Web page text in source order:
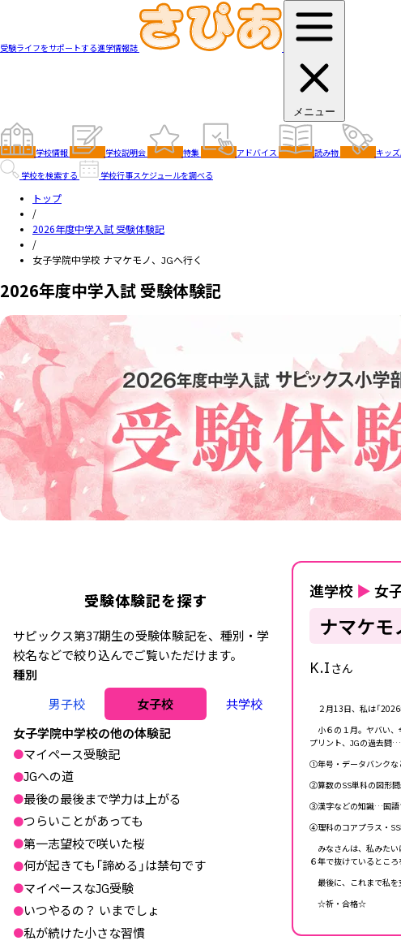
受験ライフをサポートする進学情報誌
メニュー
学校情報 学校説明会 特集 アドバイス 読み物
キッ
学校を検索する
学校行事スケジュールを調べる
トップ
/
2026年度中学入試 受験体験記
/
女子学院中学校 ナマケモノ、JGへ行く
2026年度中学入試 受験体験記
受験体験記を探す
サピックス第37期生の受験体験記を、種別・学
校名などで絞り込んでご覧いただけます。
種別
男子校
女子校
共学校
女子学院中学校の他の体験記
●マイペース受験記
●JGへの道
●最後の最後まで学力は上がる
●つらいことがあっても
●第一志望校で咲いた桜
●何が起きても「諦める」は禁句です
●マイペースなJG受験
●いつやるの？ いまでしょ
●私が続けた小さな習慣
進学校 ▶女
ナマケモ
K.I さん
２月13日、私は「
小６の１月。ヤバい、
プリント、JGの過去問
①年号・データバンクな
②算数のSS単科の図形問
③漢字などの知識…国語
④理科のコアプラス・SS
みなさんは、私みたい
６年で抜けているところ
最後に、これまで私を
☆祈・合格☆